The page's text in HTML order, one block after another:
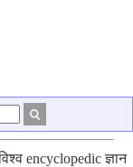
encyclopedic ज्ञान